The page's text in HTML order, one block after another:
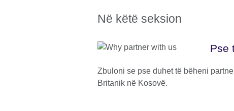
Në këtë seksion
Pse
Zbuloni se pse duhet të bëheni
Britanik në Kosovë.